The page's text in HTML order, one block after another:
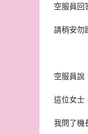
空服員回
請稍安勿
空服員說
這位女士
我問了機